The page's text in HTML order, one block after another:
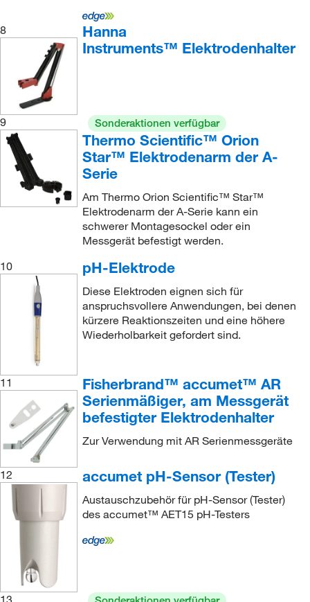
8
Hanna
Instruments™ Elektrodenhalter
9 Sonderaktionen verfügbar
Thermo Scientific™ Orion
Star™ Elektrodenarm der A-
Serie
Am Thermo Orion Scientific™ Star™
Elektrodenarm der A-Serie kann ein
schwerer Montagesockel oder ein
Messgerät befestigt werden.
10
pH-Elektrode
Diese Elektroden eignen sich für
anspruchsvollere Anwendungen, bei denen
kürzere Reaktionszeiten und eine höhere
Wiederholbarkeit gefordert sind.
11
Fisherbrand™ accumet™ AR
Serienmäßiger, am Messgerät
befestigter Elektrodenhalter
Zur Verwendung mit AR Serienmessgeräte
12 accumet pH-Sensor (Tester)
Austauschzubehör für pH-Sensor (Tester)
des accumet™ AET15 pH-Testers
13